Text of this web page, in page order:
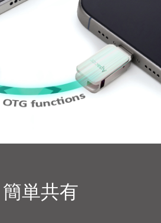
単共有